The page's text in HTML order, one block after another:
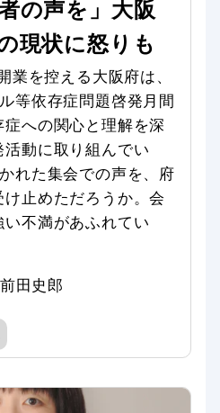
の声を」大阪
現状に怒りも
を控える大阪府は、
等依存症問題啓発月間
への関心と理解を深
動に取り組んでい
れた集会での声を、府
止めただろうか。会
不満があふれてい
前田史郎